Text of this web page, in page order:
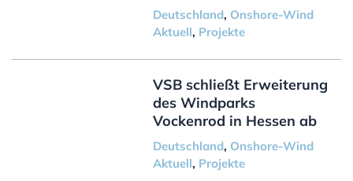
Deutschland, Onshore-Wind
Aktuell, Projekte
VSB schließt Erweiterung
des Windparks
Vockenrod in Hessen ab
Deutschland, Onshore-Wind
Aktuell, Projekte